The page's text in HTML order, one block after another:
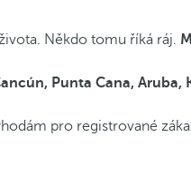
Někdo tomu říká ráj.
Punta Cana, Aruba,
pro registrované